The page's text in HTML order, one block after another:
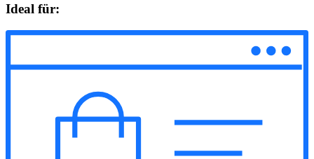
Ideal für: